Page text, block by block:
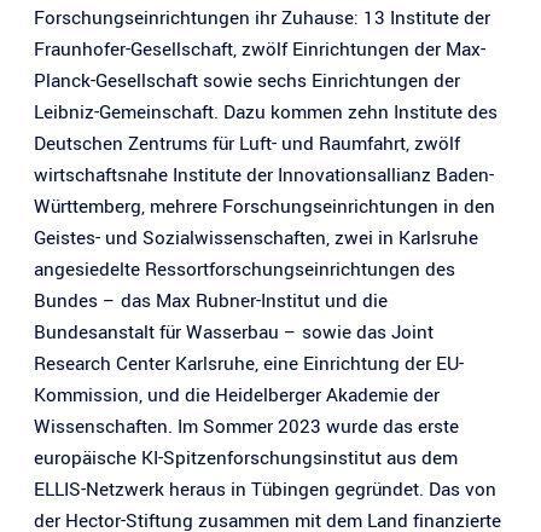
Forschungseinrichtungen ihr Zuhause: 13 Institute der
Fraunhofer-Gesellschaft, zwölf Einrichtungen der Max-
Planck-Gesellschaft sowie sechs Einrichtungen der
Leibniz-Gemeinschaft. Dazu kommen zehn Institute des
Deutschen Zentrums für Luft- und Raumfahrt, zwölf
wirtschaftsnahe Institute der Innovationsallianz Baden-
Württemberg, mehrere Forschungseinrichtungen in den
Geistes- und Sozialwissenschaften, zwei in Karlsruhe
angesiedelte Ressortforschungseinrichtungen des
Bundes – das Max Rubner-Institut und die
Bundesanstalt für Wasserbau – sowie das Joint
Research Center Karlsruhe, eine Einrichtung der EU-
Kommission, und die Heidelberger Akademie der
Wissenschaften. Im Sommer 2023 wurde das erste
europäische KI-Spitzenforschungsinstitut aus dem
ELLIS-Netzwerk heraus in Tübingen gegründet. Das von
der Hector-Stiftung zusammen mit dem Land finanzierte